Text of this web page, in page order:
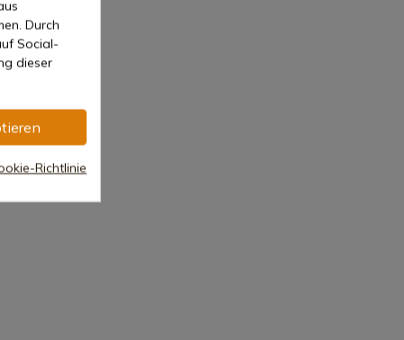
Durch
Social-
dieser
Richtlinie